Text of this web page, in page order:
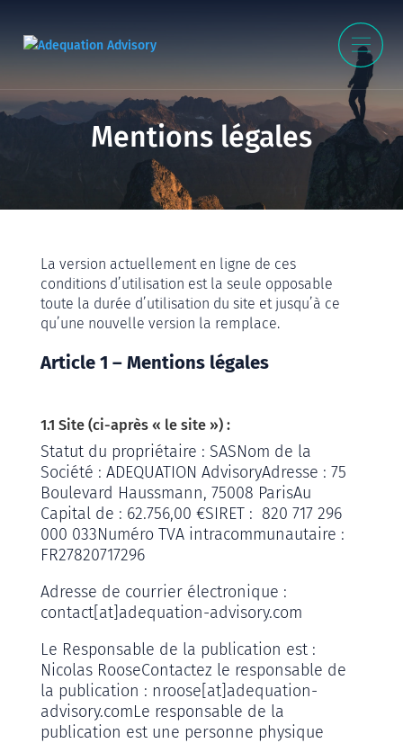
Mentions légales
La version actuellement en ligne de ces
conditions d’utilisation est la seule opposable
toute la durée d’utilisation du site et jusqu’à ce
qu’une nouvelle version la remplace.
Article 1 – Mentions légales
1.1 Site (ci-après « le site ») :
Statut du propriétaire : SASNom de la
Société : ADEQUATION AdvisoryAdresse : 75
Boulevard Haussmann, 75008 ParisAu
Capital de : 62.756,00 €SIRET : 820 717 296
000 033Numéro TVA intracommunautaire :
FR27820717296
Adresse de courrier électronique :
contact[at]adequation-advisory.com
Le Responsable de la publication est :
Nicolas RooseContactez le responsable de
la publication : nroose[at]adequation-
advisory.comLe responsable de la
publication est une personne physique